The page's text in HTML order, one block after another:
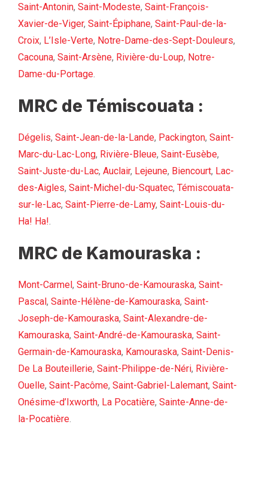
Saint-Antonin, Saint-Modeste, Saint-François-
Xavier-de-Viger, Saint-Épiphane, Saint-Paul-de-la-
Croix, L’Isle-Verte, Notre-Dame-des-Sept-Douleurs,
Cacouna, Saint-Arsène, Rivière-du-Loup, Notre-
Dame-du-Portage.
MRC de Témiscouata :
Dégelis, Saint-Jean-de-la-Lande, Packington, Saint-
Marc-du-Lac-Long, Rivière-Bleue, Saint-Eusèbe,
Saint-Juste-du-Lac, Auclair, Lejeune, Biencourt, Lac-
des-Aigles, Saint-Michel-du-Squatec, Témiscouata-
sur-le-Lac, Saint-Pierre-de-Lamy, Saint-Louis-du-
Ha! Ha!.
MRC de Kamouraska :
Mont-Carmel , Saint-Bruno-de-Kamouraska, Saint-
Pascal , Sainte-Hélène-de-Kamouraska, Saint-
Joseph-de-Kamouraska, Saint-Alexandre-de-
Kamouraska, Saint-André-de-Kamouraska, Saint-
Germain-de-Kamouraska, Kamouraska, Saint-Denis-
De La Bouteillerie, Saint-Philippe-de-Néri, Rivière-
Ouelle, Saint-Pacôme, Saint-Gabriel-Lalemant, Saint-
Onésime-d’Ixworth, La Pocatière, Sainte-Anne-de-
la-Pocatière.